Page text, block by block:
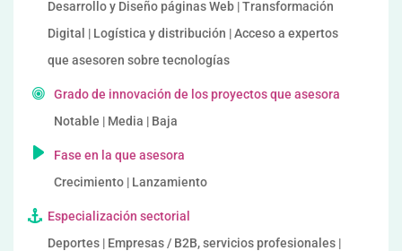
Desarrollo y Diseño páginas Web | Transformación
Digital | Logística y distribución | Acceso a expertos
que asesoren sobre tecnologías
Grado de innovación de los proyectos que asesora
Notable | Media | Baja
Fase en la que asesora
Crecimiento | Lanzamiento
Especialización sectorial
Deportes | Empresas / B2B, servicios profesionales |